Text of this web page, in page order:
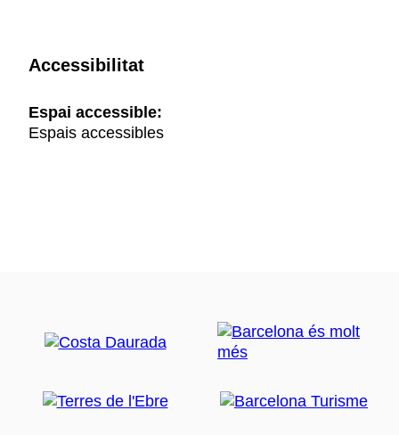
Accessibilitat
Espai accessible:
Espais accessibles